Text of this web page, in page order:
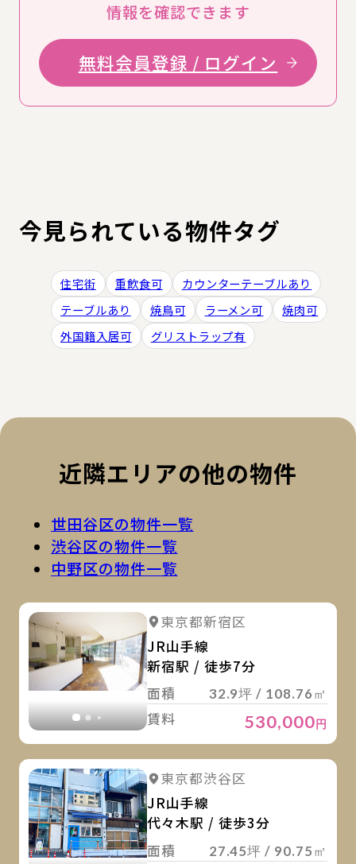
情報を確認できます
無料会員登録 / ログイン
今見られている物件タグ
住宅街 重飲食可
カウンターテーブルあり
テーブルあり
焼鳥可 ラーメン可
焼肉可
外国籍入居可
グリストラップ有
近隣エリアの他の物件
世田谷区の物件一覧
渋谷区の物件一覧
中野区の物件一覧
詳細を見る
東京都新宿区
JR山手線
新宿駅 / 徒歩7分
面積
32.9坪 / 108.76㎡
賃料 530,000円
詳細を見る
東京都渋谷区
JR山手線
代々木駅 / 徒歩3分
面積
27.45坪 / 90.75㎡